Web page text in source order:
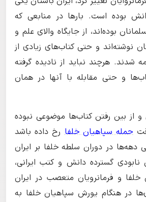
بوده است. بارها در منابعی که
بوده‌اند، از جایگاه والای علم و
نوشته‌اند و حتی کتاب‌های زیادی از
شدند. هرچند نباید از نادیده گرفته
و حتی مقابله با آنها در همان
از بین رفتن کتاب‌ها موضوعی نبوده
حمله سپاهیان خلفارخ داده باشد
در دوران سلطه خلفا بر ایران
گسترده دانش و کتب ایرانی،
خلفا و فرمانرویان متعصب در ایران
در هنگام یورش سپاهیان خلفا به